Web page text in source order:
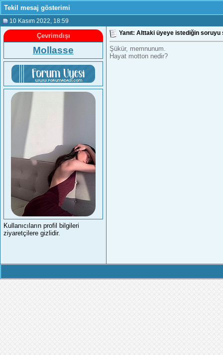
Tekil mesaj gösterimi
10 Kasım 2022 , 18:59
Çevrimdışı
Mollasse
Kullanıcıların profil bilgileri
ziyaretçilere gizlidir.
Yanıt: Alttaki üyeye istediğin soruyu
Şükür, memnunum.
Hayat motton nedir?